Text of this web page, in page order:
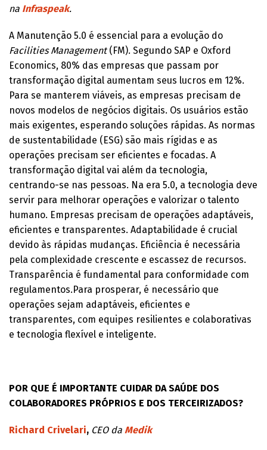
na Infraspeak.
A Manutenção 5.0 é essencial para a evolução do
Facilities Management(FM). Segundo SAP e Oxford
Economics, 80% das empresas que passam por
transformação digital aumentam seus lucros em 12%.
Para se manterem viáveis, as empresas precisam de
novos modelos de negócios digitais. Os usuários estão
mais exigentes, esperando soluções rápidas. As normas
de sustentabilidade (ESG) são mais rígidas e as
operações precisam ser eficientes e focadas. A
transformação digital vai além da tecnologia,
centrando-se nas pessoas. Na era 5.0, a tecnologia deve
servir para melhorar operações e valorizar o talento
humano. Empresas precisam de operações adaptáveis,
eficientes e transparentes. Adaptabilidade é crucial
devido às rápidas mudanças. Eficiência é necessária
pela complexidade crescente e escassez de recursos.
Transparência é fundamental para conformidade com
regulamentos.Para prosperar, é necessário que
operações sejam adaptáveis, eficientes e
transparentes, com equipes resilientes e colaborativas
e tecnologia flexível e inteligente.
POR QUE É IMPORTANTE CUIDAR DA SAÚDE DOS
COLABORADORES PRÓPRIOS E DOS TERCEIRIZADOS?
Richard Crivelari, CEO da Medik